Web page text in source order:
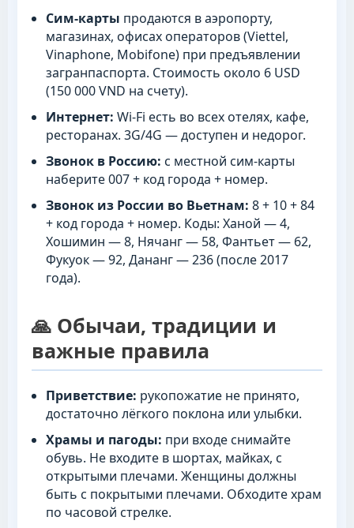
Сим-карты продаются в аэропорту,
магазинах, офисах операторов (Viettel,
Vinaphone, Mobifone) при предъявлении
загранпаспорта. Стоимость около 6 USD
(150 000 VND на счету).
Интернет: Wi-Fi есть во всех отелях, кафе,
ресторанах. 3G/4G — доступен и недорог.
Звонок в Россию: с местной сим-карты
наберите 007 + код города + номер.
Звонок из России во Вьетнам: 8 + 10 + 84
+ код города + номер. Коды: Ханой — 4,
Хошимин — 8, Нячанг — 58, Фантьет — 62,
Фукуок — 92, Дананг — 236 (после 2017
года).
🙏 Обычаи, традиции и
важные правила
Приветствие: рукопожатие не принято,
достаточно лёгкого поклона или улыбки.
Храмы и пагоды: при входе снимайте
обувь. Не входите в шортах, майках, с
открытыми плечами. Женщины должны
быть с покрытыми плечами. Обходите храм
по часовой стрелке.